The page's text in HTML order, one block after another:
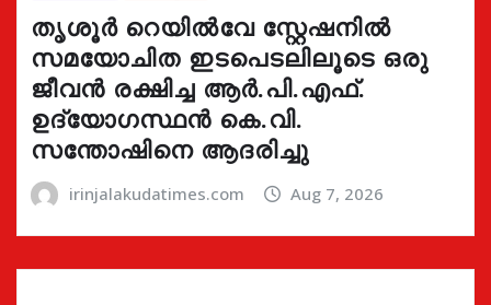
തൃശൂർ റെയിൽവേ സ്റ്റേഷനിൽ
സമയോചിത ഇടപെടലിലൂടെ ഒരു
ജീവൻ രക്ഷിച്ച ആർ.പി.എഫ്.
ഉദ്യോഗസ്ഥൻ കെ.വി.
സന്തോഷിനെ ആദരിച്ചു
irinjalakudatimes.com Aug 7, 2026